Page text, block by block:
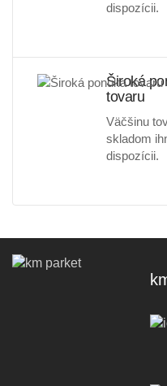
dispozícii.
Široká
tovaru
Väčšinu
skladom
dispozícii.